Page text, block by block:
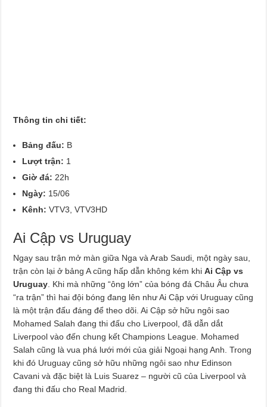
Thông tin chi tiết:
Bảng đấu: B
Lượt trận: 1
Giờ đá: 22h
Ngày: 15/06
Kênh: VTV3, VTV3HD
Ai Cập vs Uruguay
Ngay sau trận mở màn giữa Nga và Arab Saudi, một ngày sau,
trận còn lại ở bảng A cũng hấp dẫn không kém khiAi Cập vs
Uruguay . Khi mà những “ông lớn” của bóng đá Châu Âu chưa
“ra trận” thì hai đội bóng đang lên như Ai Cập với Uruguay cũng
là một trận đấu đáng để theo dõi. Ai Cập sở hữu ngôi sao
Mohamed Salah đang thi đấu cho Liverpool, đã dẫn dắt
Liverpool vào đến chung kết Champions League. Mohamed
Salah cũng là vua phá lưới mới của giải Ngoại hạng Anh. Trong
khi đó Uruguay cũng sở hữu những ngôi sao như Edinson
Cavani và đặc biệt là Luis Suarez – người cũ của Liverpool và
đang thi đấu cho Real Madrid.